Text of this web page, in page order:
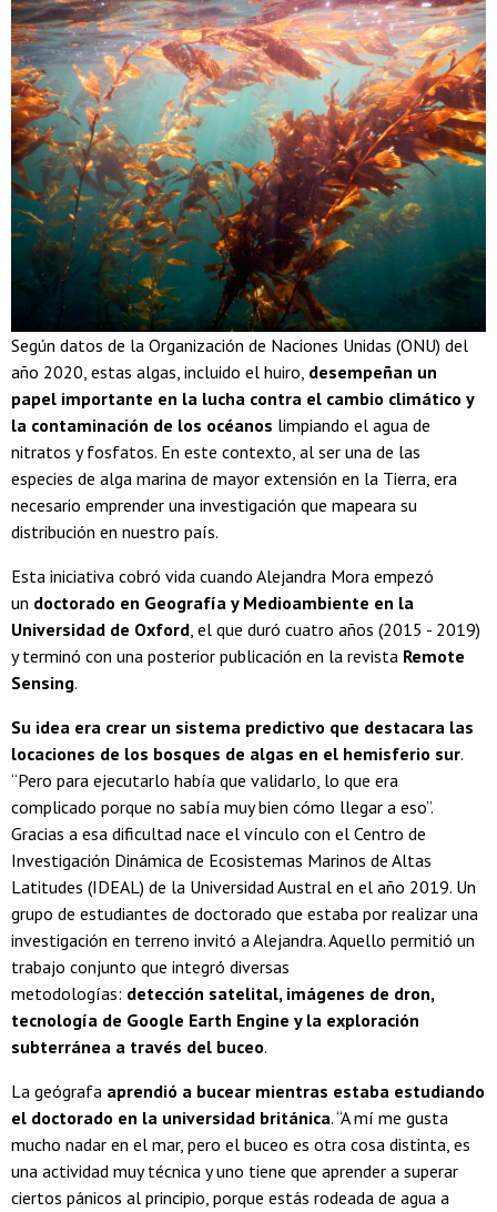
Según datos de la Organización de Naciones Unidas (ONU) del
año 2020, estas algas, incluido el huiro, desempeñan un
papel importante en la lucha contra el cambio climático y
la contaminación de los océanos limpiando el agua de
nitratos y fosfatos. En este contexto, al ser una de las
especies de alga marina de mayor extensión en la Tierra, era
necesario emprender una investigación que mapeara su
distribución en nuestro país.
Esta iniciativa cobró vida cuando Alejandra Mora empezó
un doctorado en Geografía y Medioambiente en la
Universidad de Oxford, el que duró cuatro años (2015 - 2019)
y terminó con una posterior publicación en la revista Remote
Sensing.
Su idea era crear un sistema predictivo que destacara las
locaciones de los bosques de algas en el hemisferio sur.
“Pero para ejecutarlo había que validarlo, lo que era
complicado porque no sabía muy bien cómo llegar a eso”.
Gracias a esa dificultad nace el vínculo con el Centro de
Investigación Dinámica de Ecosistemas Marinos de Altas
Latitudes (IDEAL) de la Universidad Austral en el año 2019. Un
grupo de estudiantes de doctorado que estaba por realizar una
investigación en terreno invitó a Alejandra. Aquello permitió un
trabajo conjunto que integró diversas
metodologías: detección satelital, imágenes de dron,
tecnología de Google Earth Engine y la exploración
subterránea a través del buceo.
La geógrafa aprendió a bucear mientras estaba estudiando
el doctorado en la universidad británica. “A mí me gusta
mucho nadar en el mar, pero el buceo es otra cosa distinta, es
una actividad muy técnica y uno tiene que aprender a superar
ciertos pánicos al principio, porque estás rodeada de agua a